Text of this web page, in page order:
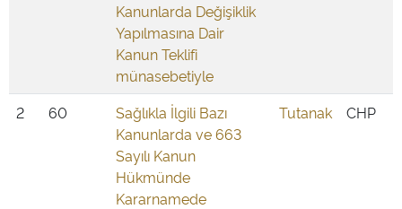
Kanunlarda Değişiklik
Yapılmasına Dair
Kanun Teklifi
münasebetiyle
2 60
Sağlıkla İlgili Bazı
Kanunlarda ve 663
Sayılı Kanun
Hükmünde
Kararnamede
Tutanak CHP